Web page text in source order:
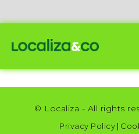
© Localiza - All rights
Privacy Policy |